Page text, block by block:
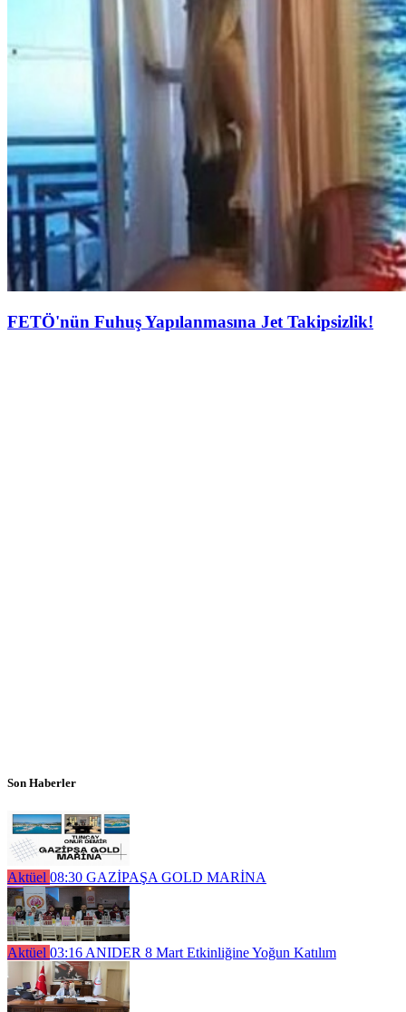
FETÖ'nün Fuhuş Yapılanmasına Jet Takipsizlik!
Son Haberler
Aktüel 08:30 GAZİPAŞA GOLD MARİNA
Aktüel 03:16 ANIDER 8 Mart Etkinliğine Yoğun Katılım